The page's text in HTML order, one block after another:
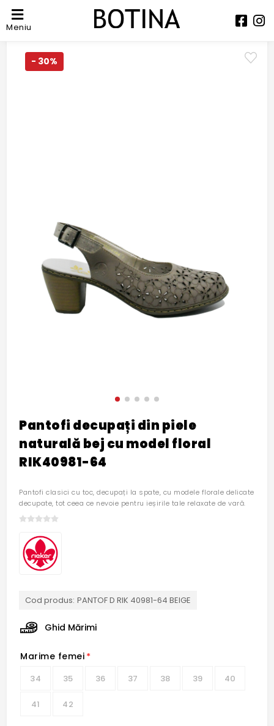
Meniu
- 30%
Pantofi decupați din piele
naturală bej cu model floral
RIK40981-64
Pantofi clasici cu toc, decupați la spate, cu modele florale delicate
decupate, tot ceea ce nevoie pentru ieșirile tale relaxate de vară.
Cod produs: PANTOF D RIK 40981-64 BEIGE
Ghid Mărimi
Marime femei *
34 35 36 37 38 39 40
41 42